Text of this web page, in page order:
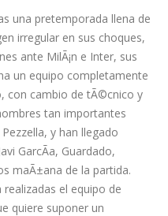
una pretemporada llena de
irregular en sus choques,
ante MilÃ¡n e Inter, sus
un equipo completamente
con cambio de tÃ©cnico y
tan importantes
y han llegado
GarcÃ­a, Guardado,
maÃ±ana de la partida.
el equipo de
quiere suponer un